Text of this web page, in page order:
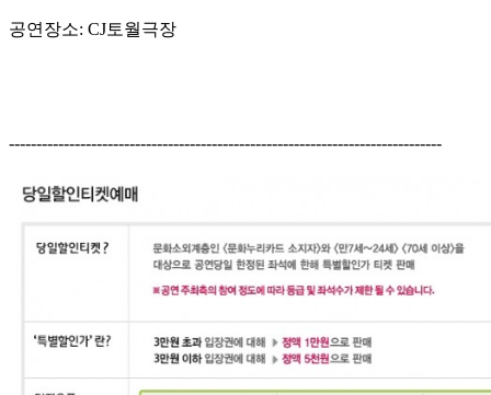
공연장소: CJ토월극장
-------------------------------------------------------------------------------